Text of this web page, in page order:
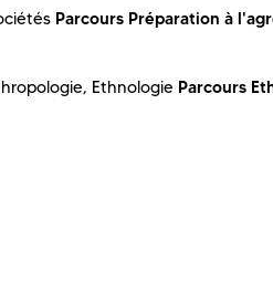
Parcours Préparation à
Ethnologie Parcours